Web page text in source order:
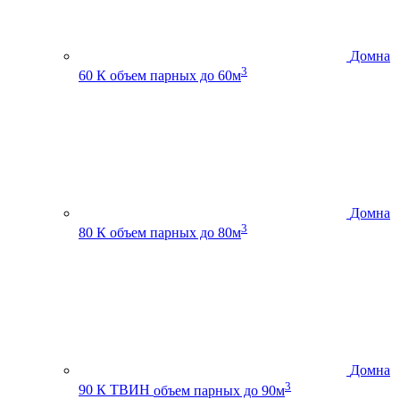
Домна
60 К объем парных до 60м3
Домна
80 К объем парных до 80м3
Домна
90 К ТВИН объем парных до 90м3